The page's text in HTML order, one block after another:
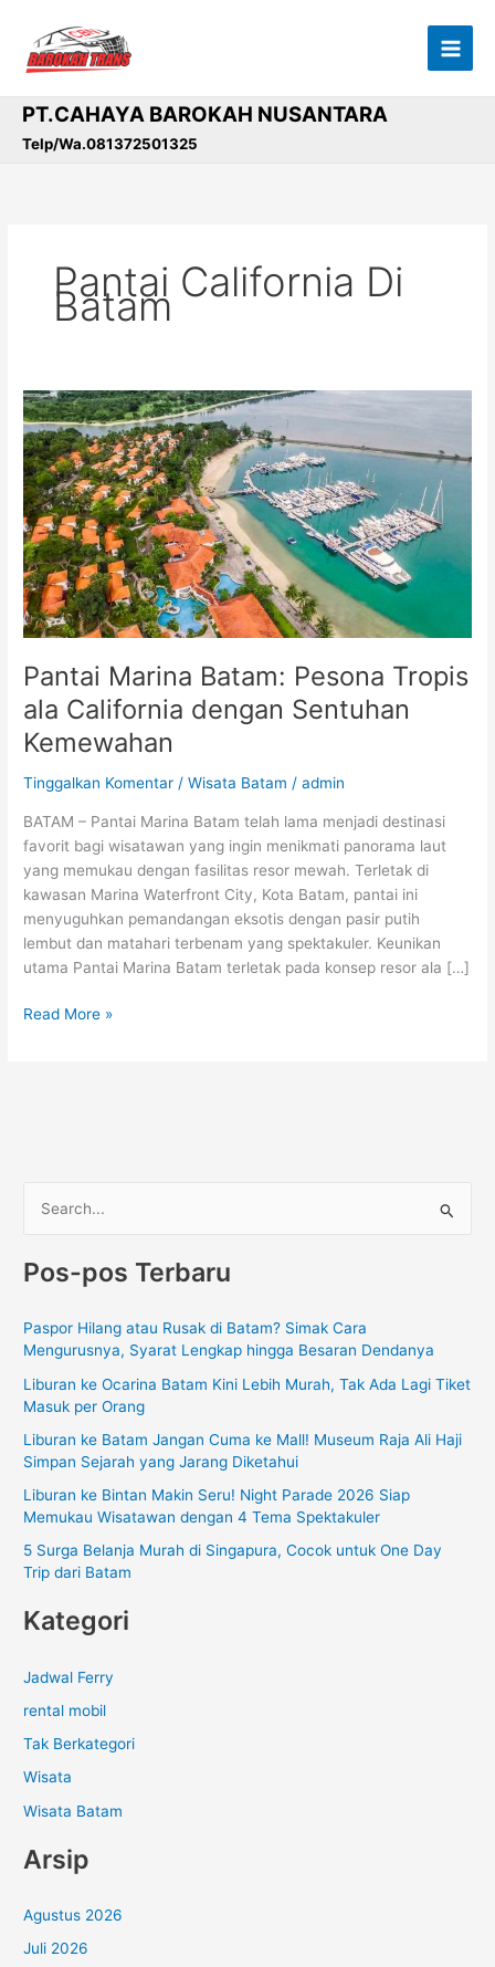
konten
PT.CAHAYA BAROKAH NUSANTARA
Telp/Wa.081372501325
Pantai California Di
Batam
Pantai Marina Batam: Pesona Tropis
ala California dengan Sentuhan
Kemewahan
Tinggalkan Komentar /Wisata Batam /admin
BATAM – Pantai Marina Batam telah lama menjadi destinasi
favorit bagi wisatawan yang ingin menikmati panorama laut
yang memukau dengan fasilitas resor mewah. Terletak di
kawasan Marina Waterfront City, Kota Batam, pantai ini
menyuguhkan pemandangan eksotis dengan pasir putih
lembut dan matahari terbenam yang spektakuler. Keunikan
utama Pantai Marina Batam terletak pada konsep resor ala […]
Pantai
Marina
Batam:
Pesona
Tropis
ala
California
dengan
Sentuhan
Kemewahan
Read More »
r
u
t
Pos-pos Terbaru
Paspor Hilang atau Rusak di Batam? Simak Cara
Mengurusnya, Syarat Lengkap hingga Besaran Dendanya
Liburan ke Ocarina Batam Kini Lebih Murah, Tak Ada Lagi Tiket
Masuk per Orang
Liburan ke Batam Jangan Cuma ke Mall! Museum Raja Ali Haji
Simpan Sejarah yang Jarang Diketahui
Liburan ke Bintan Makin Seru! Night Parade 2026 Siap
Memukau Wisatawan dengan 4 Tema Spektakuler
5 Surga Belanja Murah di Singapura, Cocok untuk One Day
Trip dari Batam
Kategori
Jadwal Ferry
rental mobil
Tak Berkategori
Wisata
Wisata Batam
Arsip
Agustus 2026
Juli 2026